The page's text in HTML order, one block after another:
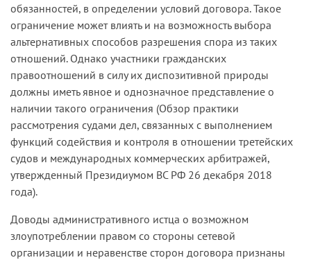
обязанностей, в определении условий договора. Такое
ограничение может влиять и на возможность выбора
альтернативных способов разрешения спора из таких
отношений. Однако участники гражданских
правоотношений в силу их диспозитивной природы
должны иметь явное и однозначное представление о
наличии такого ограничения (Обзор практики
рассмотрения судами дел, связанных с выполнением
функций содействия и контроля в отношении третейских
судов и международных коммерческих арбитражей,
утвержденный Президиумом ВС РФ 26 декабря 2018
года).
Доводы административного истца о возможном
злоупотреблении правом со стороны сетевой
организации и неравенстве сторон договора признаны